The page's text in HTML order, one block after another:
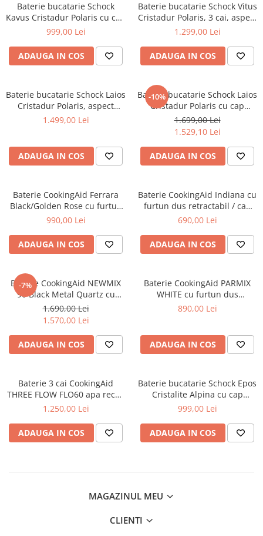
Baterie bucatarie Schock
Kavus Cristadur Polaris cu cap
extractibil, aspect granit,
999,00 Lei
ADAUGA IN COS
Baterie bucatarie Schock Vitus
Cristadur Polaris, 3 cai, aspect
granit, cartus ceramic, alb
1.299,00 Lei
ADAUGA IN COS
Baterie bucatarie Schock Laios
Cristadur Polaris, aspect
granit, cartus ceramic, alb
1.499,00 Lei
ADAUGA IN COS
-10%
Baterie bucatarie Schock Laios
Cristadur Polaris cu cap
extractibil, aspect granit,
cartus ceramic, alb polar
1.699,00 Lei
1.529,10 Lei
ADAUGA IN COS
Baterie CookingAid Ferrara
Black/Golden Rose cu furtun
dus extractibil si buton
negru cu auriu roze
990,00 Lei
ADAUGA IN COS
Baterie CookingAid Indiana cu
furtun dus retractabil / cap
extractibil si finisaj granit Alb
690,00 Lei
ADAUGA IN COS
-7%
Baterie CookingAid NEWMIX
90 Black Metal Quartz cu
finisaj NEGRU Metalic
antiamprenta si furtun dus
retractabil / extractibil +
buton jet/dus
1.690,00 Lei
1.570,00 Lei
ADAUGA IN COS
Baterie CookingAid PARMIX
WHITE cu furtun dus
retractabil / extractibil si
890,00 Lei
ADAUGA IN COS
Baterie 3 cai CookingAid
THREE FLOW FLO60 apa rece /
calda / filtru apa cu finisaj
Metal
1.250,00 Lei
ADAUGA IN COS
Baterie bucatarie Schock Epos
Cristalite Alpina cu cap
extractibil, aspect granit,
999,00 Lei
ADAUGA IN COS
MAGAZINUL MEU
CLIENTI